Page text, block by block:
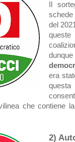
Il
schede
del
era
questa
che contiene
2)